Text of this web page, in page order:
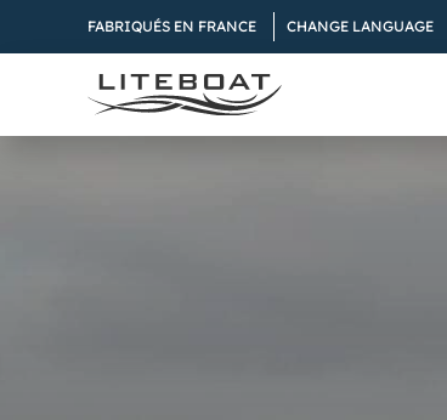
to
FABRIQUÉS EN FRANCE CHANGE LANGUAGE